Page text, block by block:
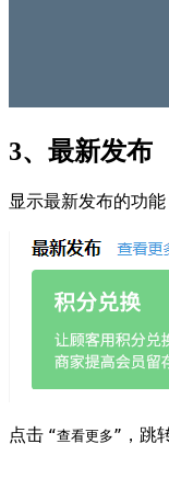
3、最新发布
显示最新发布的功能
点击 “查看更多” ，跳